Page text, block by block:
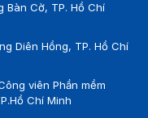
Bàn Cờ, TP. Hồ Chí
Diên Hồng, TP. Hồ Chí
viên Phần mềm
Chí Minh